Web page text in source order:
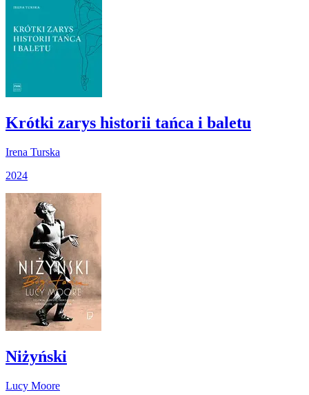
Krótki zarys historii tańca i baletu
Irena Turska
2024
Niżyński
Lucy Moore